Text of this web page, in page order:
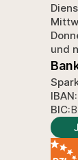
und
IBAN:
BIC: